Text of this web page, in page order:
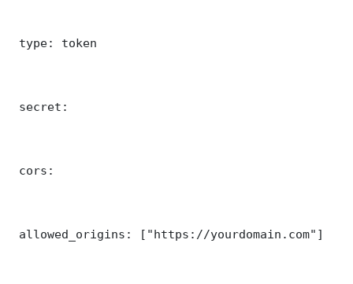
type: token
secret:
cors:
allowed_origins: ["https://yourdomain.com"]